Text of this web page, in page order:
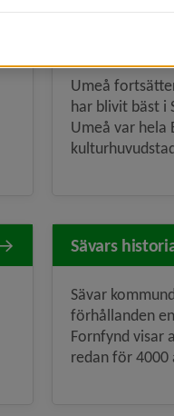
Umeå
har blivit bäst i
Umeå var hela
Sävars
Sävar
förhållanden
Fornfynd visar
redan för 4000